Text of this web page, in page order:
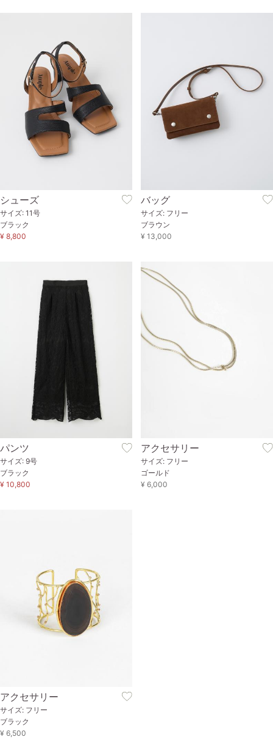
シューズ
サイズ: 11号
ブラック
¥ 8,800
バッグ
サイズ: フリー
ブラウン
¥ 13,000
パンツ
サイズ: 9号
ブラック
¥ 10,800
アクセサリー
サイズ: フリー
ゴールド
¥ 6,000
アクセサリー
サイズ: フリー
ブラック
¥ 6,500